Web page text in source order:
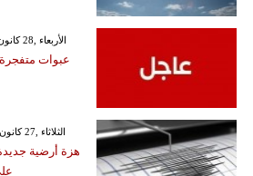
GMT 07:19 2026 الأربعاء ,28 كانون الثاني / يناير
عبوات
GMT 18:47 2026 الثلاثاء ,27 كانون الثاني / يناير